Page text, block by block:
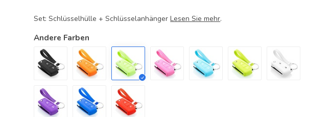
Set: Schlüsselhülle + SchlüsselanhängerLesen Sie mehr.
Andere Farben